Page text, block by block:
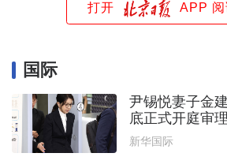
打开 APP 阅
国际
尹锡悦妻子金
底正式开庭审理
新华国际